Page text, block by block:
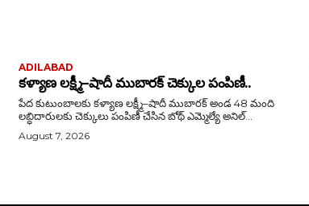
ADILABAD
కళ్యాణ లక్ష్మీ–షాదీ ముబారక్ చెక్కుల పంపిణీ..
పేద కుటుంబాలకు కళ్యాణ లక్ష్మీ–షాదీ ముబారక్ అండ 48 మంది
లబ్ధిదారులకు చెక్కులు పంపిణీ చేసిన బోథ్ ఎమ్మెల్యే అనిల్...
August 7, 2026